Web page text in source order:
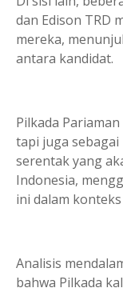
dan Edison TRD
mereka,
antara kandidat.
Pilkada
tapi juga
serentak yang
Indonesia,
ini dalam
Analisis
bahwa Pilkada